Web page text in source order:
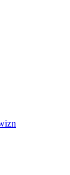
do serwisu